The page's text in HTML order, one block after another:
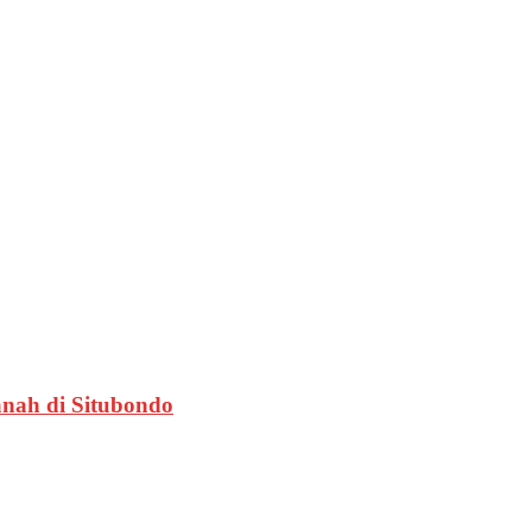
di Situbondo